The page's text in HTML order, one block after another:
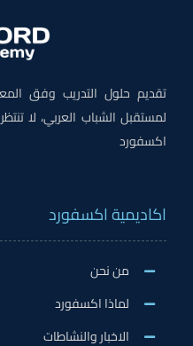
تقديم حلول التدريب وفق
لمستقبل الشباب العربي، لا
اكسفورد
اكاديمية اكسفورد
من نحن
لماذا اكسفورد
الاخبار والنشاطات